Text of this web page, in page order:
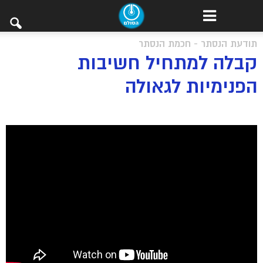
תודעת הנסתר - חכמת הנסתר
קבלה למתחיל חשיבות
הפנימיות לגאולה